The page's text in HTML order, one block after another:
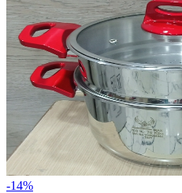
-14%